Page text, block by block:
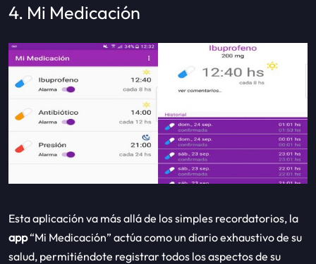
4. Mi Medicación
Esta aplicación va más allá de los simples recordatorios, la
app“Mi Medicación” actúa como un diario exhaustivo de su
salud, permitiéndote registrar todos los aspectos de su